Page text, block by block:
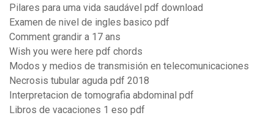
Pilares para uma vida saudável pdf download
Examen de nivel de ingles basico pdf
Comment grandir a 17 ans
Wish you were here pdf chords
Modos y medios de transmisión en telecomunicaciones
Necrosis tubular aguda pdf 2018
Interpretacion de tomografia abdominal pdf
Libros de vacaciones 1 eso pdf